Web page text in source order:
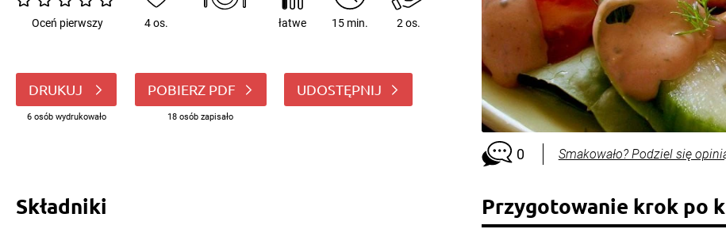
Oceń pierwszy 4 os. łatwe 15 min. 2 os.
DRUKUJ
6 osób wydrukowało
POBIERZ PDF
18 osób zapisało
UDOSTĘPNIJ
0 Smakowało? Podziel się
Składniki Przygotowanie krok po